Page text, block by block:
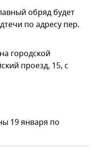
обряд будет
по адресу пер.
городской
проезд, 15, с
19 января по